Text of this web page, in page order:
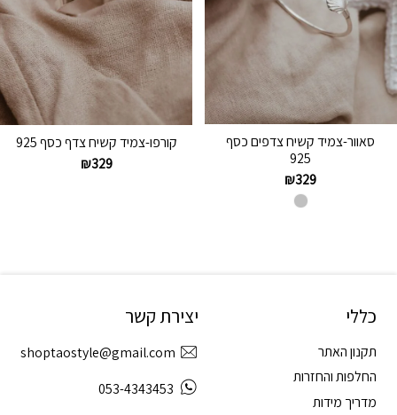
סאוור-צמיד קשיח צדפים כסף
925
₪329
קורפו-צמיד קשיח צדף כסף 925
₪329
כללי
תקנון האתר
החלפות והחזרות
מדריך מידות
יצירת קשר
shoptaostyle@gmail.com
053-4343453